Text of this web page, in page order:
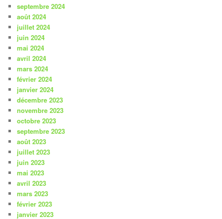
septembre 2024
août 2024
juillet 2024
juin 2024
mai 2024
avril 2024
mars 2024
février 2024
janvier 2024
décembre 2023
novembre 2023
octobre 2023
septembre 2023
août 2023
juillet 2023
juin 2023
mai 2023
avril 2023
mars 2023
février 2023
janvier 2023